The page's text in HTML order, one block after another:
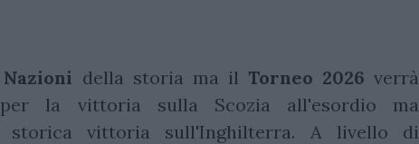
Nazioni della storia ma il Torneo 2026 verrà
per la vittoria sulla Scozia all'esordio ma
vittoria sull'Inghilterra. A livello di